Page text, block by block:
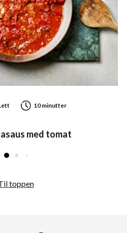
10 minutter
med tomat
toppen